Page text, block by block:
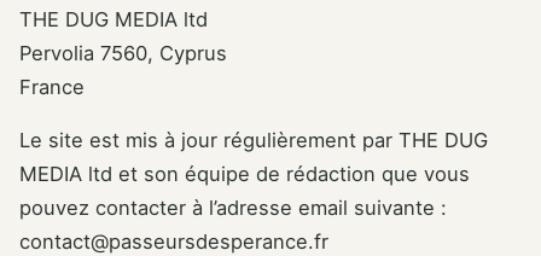
THE DUG MEDIA ltd
Pervolia 7560, Cyprus
France
Le site est mis à jour régulièrement par THE DUG
MEDIA ltd et son équipe de rédaction que vous
pouvez contacter à l’adresse email suivante :
contact@passeursdesperance.fr